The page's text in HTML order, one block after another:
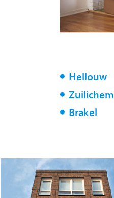
Hellouw
Zuilichem
Brakel